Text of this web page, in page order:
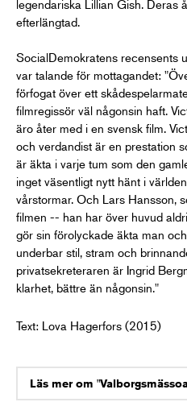
legendariska Lillian Gish. Deras
efterlängtad.
SocialDemokratens recensents
var talande för mottagandet:
förfogat över ett
filmregissör väl någonsin haft.
äro åter med i en svensk film.
och verdandist är en prestation
är äkta i varje tum som den
inget väsentligt nytt hänt i
vårstormar. Och Lars Hansson,
filmen -- han har över huvud
gör sin förolyckade äkta man
underbar stil, stram och
privatsekreteraren är Ingrid
klarhet, bättre än någonsin."
Text: Lova Hagerfors (2015)
Läs mer om